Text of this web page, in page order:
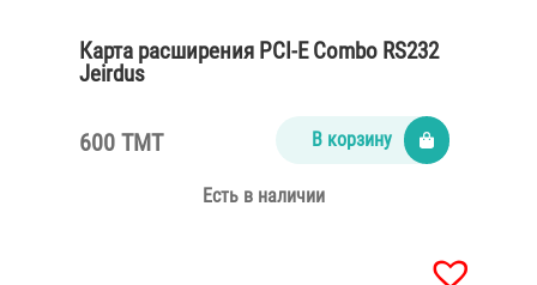
Карта расширения PCI-E Combo RS232
Jeirdus
600 TMT В корзину
Есть в наличии